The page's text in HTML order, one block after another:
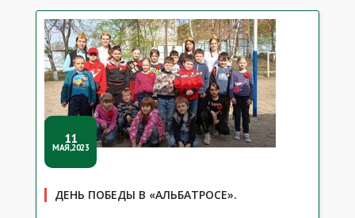
11
МАЯ,2023
ДЕНЬ ПОБЕДЫ В «АЛЬБАТРОСЕ».